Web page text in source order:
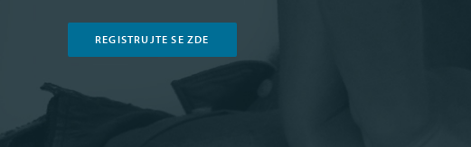
REGISTRUJTE SE ZDE